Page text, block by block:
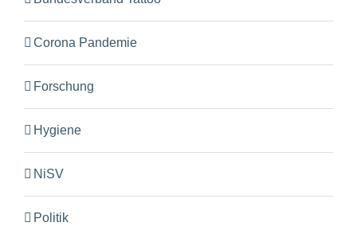
Corona Pandemie
Forschung
Hygiene
NiSV
Politik